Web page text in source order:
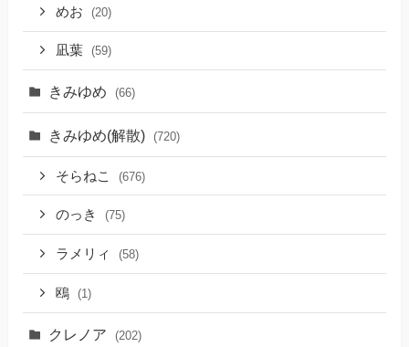
めお (20)
凪葉 (59)
きみゆめ (66)
きみゆめ(解散) (720)
そらねこ (676)
のっき (75)
ラメリィ (58)
鴎 (1)
クレノア (202)